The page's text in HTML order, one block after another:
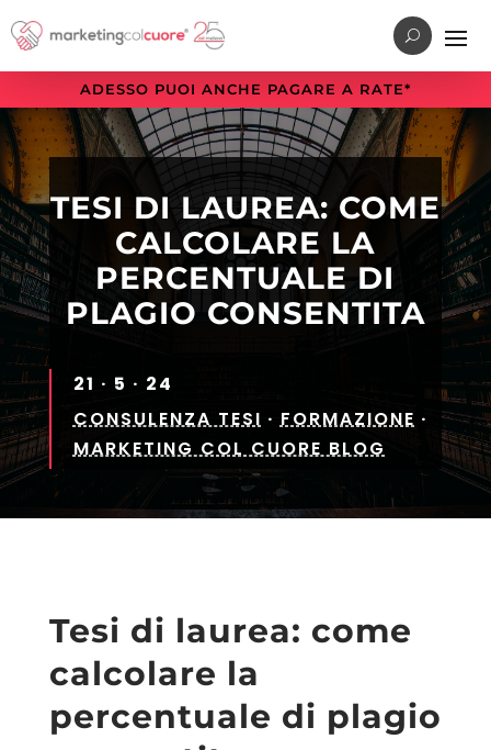
al
menu
di
navigazione
principale
al
contenuto
principale
alla
sezione
a
piè
di
pagina
ADESSO PUOI ANCHE PAGARE A RATE*
TESI DI LAUREA: COME
CALCOLARE LA
PERCENTUALE DI
PLAGIO CONSENTITA
21 · 5 · 24
CONSULENZA TESI ·FORMAZIONE ·
MARKETING COL CUORE BLOG
Tesi di laurea: come
calcolare la
percentuale di plagio